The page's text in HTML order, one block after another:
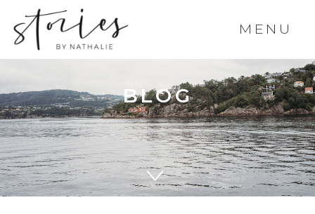
MENU
BLOG